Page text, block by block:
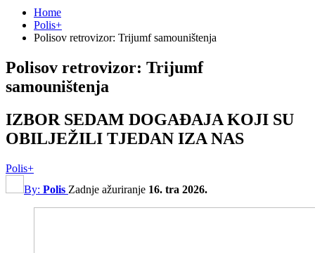
Home
Polis+
Polisov retrovizor: Trijumf samouništenja
Polisov retrovizor: Trijumf
samouništenja
IZBOR SEDAM DOGAĐAJA KOJI SU
OBILJEŽILI TJEDAN IZA NAS
Polis+
By: Polis Zadnje ažuriranje 16. tra 2026.